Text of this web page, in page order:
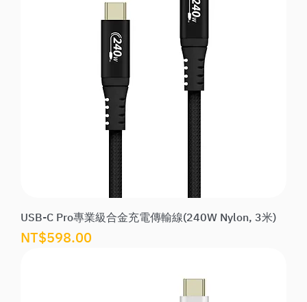
USB-C Pro專業級合金充電傳輸線(240W Nylon, 3米)
價格
NT$598.00